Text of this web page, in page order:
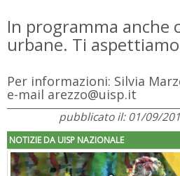
In programma anche
urbane. Ti
Per informazioni: Silvia
e-mail arezzo@uisp.it
pubblicato il: 01/09/
NOTIZIE DA UISP NAZIONALE